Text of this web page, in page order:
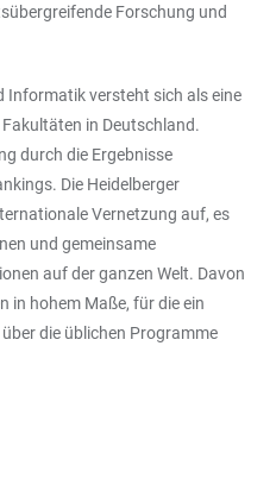
Forschung und
Informatik versteht sich als eine
in Deutschland.
durch die Ergebnisse
Die Heidelberger
Vernetzung auf, es
und gemeinsame
auf der ganzen Welt. Davon
in hohem Maße, für die ein
die üblichen Programme